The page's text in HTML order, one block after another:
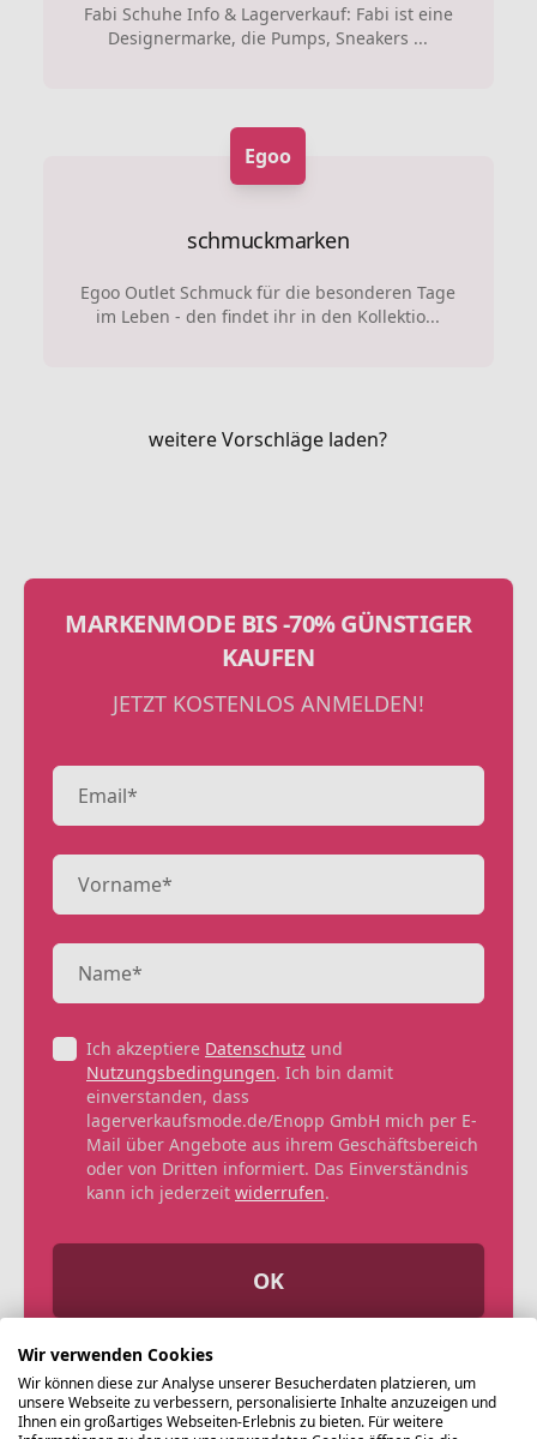
Fabi Schuhe Info & Lagerverkauf: Fabi ist eine
Designermarke, die Pumps, Sneakers ...
Egoo
schmuckmarken
Egoo Outlet Schmuck für die besonderen Tage
im Leben - den findet ihr in den Kollektio...
weitere Vorschläge laden?
MARKENMODE BIS -70% GÜNSTIGER
KAUFEN
JETZT KOSTENLOS ANMELDEN!
Ich akzeptiere Datenschutz und
Nutzungsbedingungen. Ich bin damit
einverstanden, dass
lagerverkaufsmode.de/Enopp GmbH mich per E-
Mail über Angebote aus ihrem Geschäftsbereich
oder von Dritten informiert. Das Einverständnis
kann ich jederzeit widerrufen.
OK
Wir verwenden Cookies
Wir können diese zur Analyse unserer Besucherdaten platzieren, um
unsere Webseite zu verbessern, personalisierte Inhalte anzuzeigen und
Ihnen ein großartiges Webseiten-Erlebnis zu bieten. Für weitere